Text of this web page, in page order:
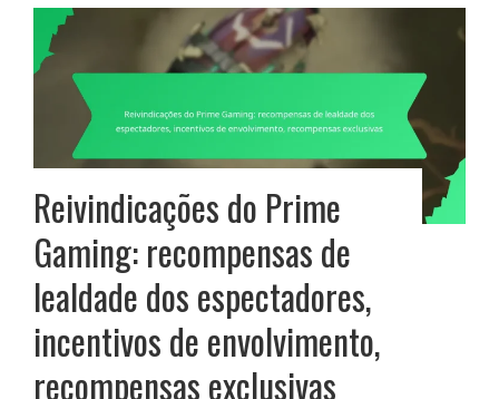
Reivindicações do Prime
Gaming: recompensas de
lealdade dos espectadores,
incentivos de envolvimento,
recompensas exclusivas